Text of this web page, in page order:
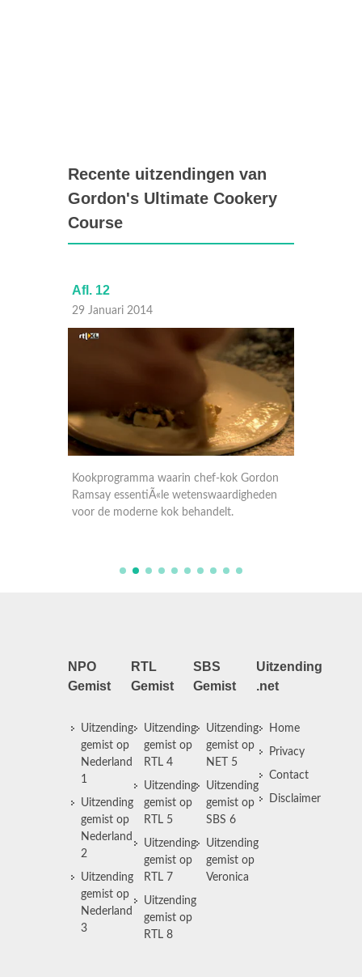
Recente uitzendingen van
Gordon's Ultimate Cookery
Course
Afl. 12
29 Januari 2014
Kookprogramma waarin chef-kok Gordon
Ramsay essentiÃ«le wetenswaardigheden
voor de moderne kok behandelt.
NPO
Gemist
Uitzending
gemist op
Nederland
1
Uitzending
gemist op
Nederland
2
Uitzending
gemist op
Nederland
3
RTL
Gemist
Uitzending
gemist op
RTL 4
Uitzending
gemist op
RTL 5
Uitzending
gemist op
RTL 7
Uitzending
gemist op
RTL 8
SBS
Gemist
Uitzending
gemist op
NET 5
Uitzending
gemist op
SBS 6
Uitzending
gemist op
Veronica
Uitzending
.net
Home
Privacy
Contact
Disclaimer